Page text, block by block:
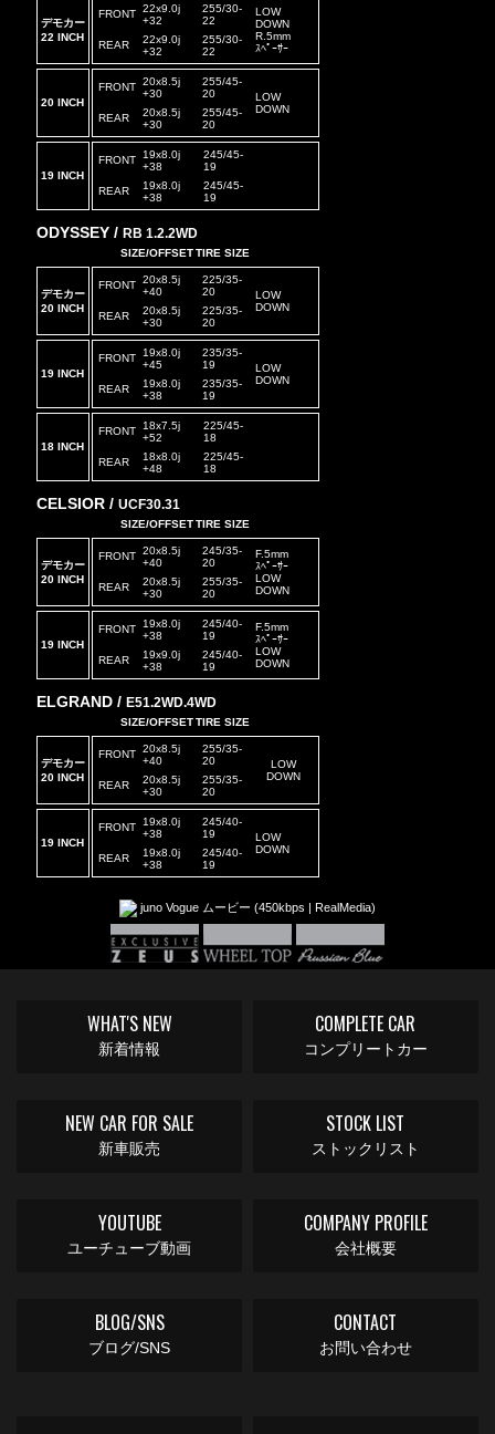
デモカー
22 INCH
FRONT 22x9.0j
+32
255/30-
22
LOW
DOWN
R.5mm
ｽﾍﾟｰｻｰ
REAR
22x9.0j
+32
255/30-
22
20 INCH
FRONT 20x8.5j
+30
255/45-
20
LOW
DOWN
REAR
20x8.5j
+30
255/45-
20
19 INCH
FRONT
19x8.0j
+38
245/45-
19
REAR
19x8.0j
+38
245/45-
19
ODYSSEY / RB 1.2.2WD
SIZE/OFFSET TIRE SIZE
デモカー
20 INCH
FRONT 20x8.5j
+40
225/35-
20
LOW
DOWN
REAR
20x8.5j
+30
225/35-
20
19 INCH
FRONT
19x8.0j
+45
235/35-
19
LOW
DOWN
REAR
19x8.0j
+38
235/35-
19
18 INCH
FRONT
18x7.5j
+52
225/45-
18
REAR
18x8.0j
+48
225/45-
18
CELSIOR / UCF30.31
SIZE/OFFSET TIRE SIZE
デモカー
20 INCH
FRONT 20x8.5j
+40
245/35-
20
F.5mm
ｽﾍﾟｰｻｰ
LOW
DOWN
REAR
20x8.5j
+30
255/35-
20
19 INCH
FRONT
19x8.0j
+38
245/40-
19
F.5mm
ｽﾍﾟｰｻｰ
LOW
DOWN
REAR
19x9.0j
+38
245/40-
19
ELGRAND / E51.2WD.4WD
SIZE/OFFSET TIRE SIZE
デモカー
20 INCH
FRONT 20x8.5j
+40
255/35-
20
LOW
DOWN
REAR
20x8.5j
+30
255/35-
20
19 INCH
FRONT
19x8.0j
+38
245/40-
19
LOW
DOWN
REAR
19x8.0j
+38
245/40-
19
juno Vogue ムービー (450kbps | RealMedia)
WHAT'S NEW
新着情報
COMPLETE CAR
コンプリートカー
NEW CAR FOR SALE
新車販売
STOCK LIST
ストックリスト
YOUTUBE
ユーチューブ動画
COMPANY PROFILE
会社概要
BLOG/SNS
ブログ/SNS
CONTACT
お問い合わせ